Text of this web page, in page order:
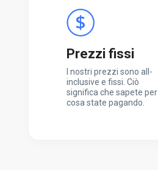
Prezzi fissi
I nostri prezzi sono all-
inclusive e fissi. Ciò
significa che sapete per
cosa state pagando.